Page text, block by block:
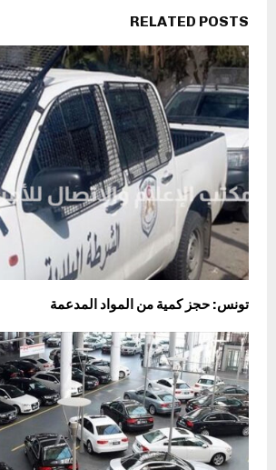
RELATED POSTS
تونس: حجز كمية من المواد المدعمة